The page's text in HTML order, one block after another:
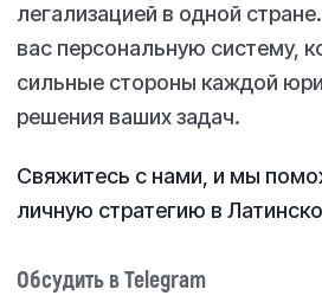
легализацией в одной
вас персональную систему,
сильные стороны каждой
решения вашихзадач.
Свяжитесь с нами, и мы
личную стратегию в
Обсудить в Telegram